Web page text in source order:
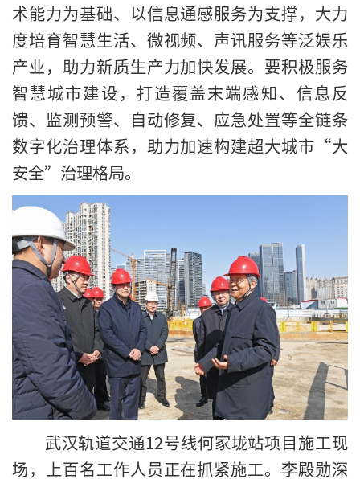
术能力为基础、以信息通感服务为支撑，大力
度培育智慧生活、微视频、声讯服务等泛娱乐
产业，助力新质生产力加快发展。要积极服务
智慧城市建设，打造覆盖末端感知、信息反
馈、监测预警、自动修复、应急处置等全链条
数字化治理体系，助力加速构建超大城市“大
安全”治理格局。
武汉轨道交通12号线何家垅站项目施工现
场，上百名工作人员正在抓紧施工。李殿勋深